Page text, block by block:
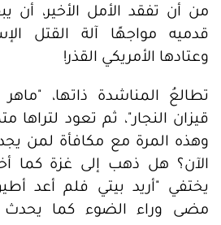
من أن تفقد الأمل الأخير، أن
قدميه مواجهًا آلة القتل
وعتادها الأمريكي القذر!
تطالعُ المناشدة ذاتها،
قيزان النجار"، ثم تعود لتراها
وهذه المرة مع مكافأة لمن
الآن؟ هل ذهب إلى غزة كما
يختفي "أريد بيتي فلم أعد
مضى وراء الضوء كما يحدث